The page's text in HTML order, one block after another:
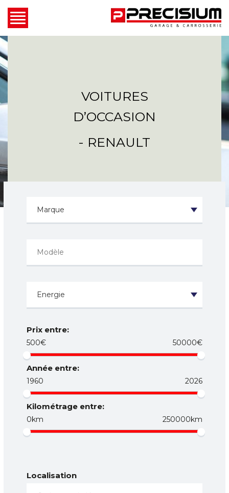
VOITURES
D’OCCASION
- RENAULT
Prix entre:
500€ 50000€
Année entre:
1960 2026
Kilométrage entre:
0km 250000km
Localisation